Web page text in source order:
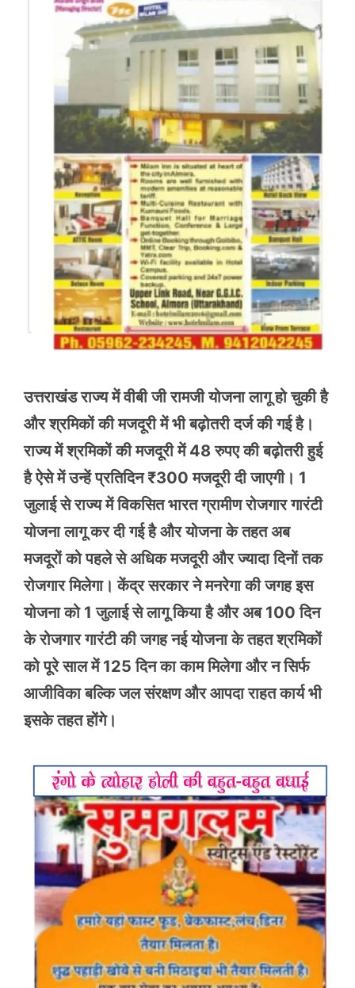
उत्तराखंड राज्य में वीबी जी रामजी योजना लागू हो चुकी है
और श्रमिकों की मजदूरी में भी बढ़ोतरी दर्ज की गई है।
राज्य में श्रमिकों की मजदूरी में 48 रुपए की बढ़ोतरी हुई
है ऐसे में उन्हें प्रतिदिन ₹300 मजदूरी दी जाएगी। 1
जुलाई से राज्य में विकसित भारत ग्रामीण रोजगार गारंटी
योजना लागू कर दी गई है और योजना के तहत अब
मजदूरों को पहले से अधिक मजदूरी और ज्यादा दिनों तक
रोजगार मिलेगा। केंद्र सरकार ने मनरेगा की जगह इस
योजना को 1 जुलाई से लागू किया है और अब 100 दिन
के रोजगार गारंटी की जगह नई योजना के तहत श्रमिकों
को पूरे साल में 125 दिन का काम मिलेगा और न सिर्फ
आजीविका बल्कि जल संरक्षण और आपदा राहत कार्य भी
इसके तहत होंगे।